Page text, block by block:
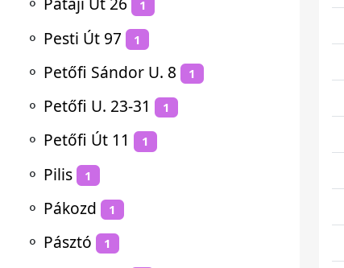
1
⚬ Pesti Út 97 1
⚬ Petőfi Sándor U. 8 1
⚬ Petőfi U. 23-31 1
⚬ Petőfi Út 11 1
⚬ Pilis 1
⚬ Pákozd 1
⚬ Pásztó 1